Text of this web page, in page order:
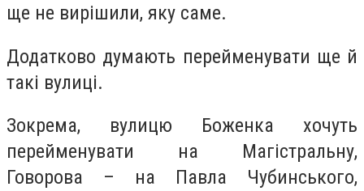
ще не вирішили, яку саме.
Додатково думають перейменувати ще й
такі вулиці.
Зокрема, вулицю Боженка хочуть
перейменувати на Магістральну,
Говорова – на Павла Чубинського,